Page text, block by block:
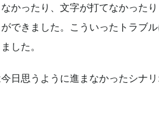
かったり、文字が打てなかった
できました。こういったトラブ
した。
日思うように進まなかったシナ